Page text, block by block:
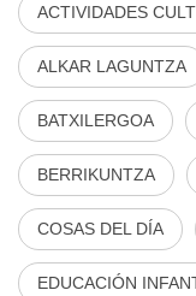
ACTIVIDADES
ALKAR LAGUNTZA
BATXILERGOA
BERRIKUNTZA
COSAS DEL DÍA
EDUCACIÓN